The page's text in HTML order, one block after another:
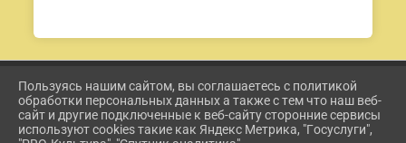
2026 Г. ETKUL-KULTURA.RU
ВХОД
КАРТА САЙТА
ПОЛИТИКА ОБРАБОТКИ ПЕРСОНАЛЬНЫХ ДАННЫХ
Пользуясь нашим сайтом, вы соглашаетесь с политикой
обработки персональных данных а также с тем что наш веб-
сайт и другие подключенные к веб-сайту сторонние сервисы
используют cookies такие как Яндекс Метрика, "Госуслуги",